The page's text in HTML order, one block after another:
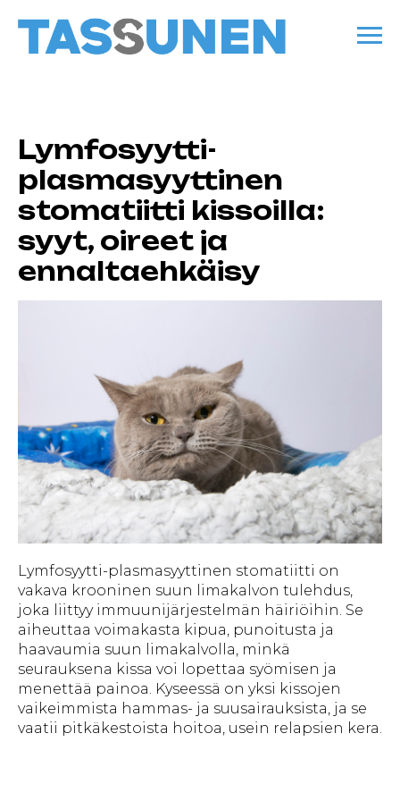
Lymfosyytti-
plasmasyyttinen
stomatiitti kissoilla:
syyt, oireet ja
ennaltaehkäisy
Lymfosyytti-plasmasyyttinen stomatiitti on
vakava krooninen suun limakalvon tulehdus,
joka liittyy immuunijärjestelmän häiriöihin. Se
aiheuttaa voimakasta kipua, punoitusta ja
haavaumia suun limakalvolla, minkä
seurauksena kissa voi lopettaa syömisen ja
menettää painoa. Kyseessä on yksi kissojen
vaikeimmista hammas- ja suusairauksista, ja se
vaatii pitkäkestoista hoitoa, usein relapsien kera.